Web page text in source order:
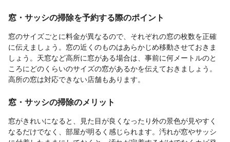
窓・サッシの掃除を予約する際のポイント
窓のサイズごとに料金が異なるので、それぞれの窓の枚数を正確
に伝えましょう。窓の近くのものはあらかじめ移動させておきま
しょう。天窓など高所に窓がある場合は、事前に何メートルのと
ころにどのくらいのサイズの窓があるかを伝えておきましょう。
高所の窓は対応できない店舗もあります。
窓・サッシの掃除のメリット
窓がきれいになると、見た目が良くなったり外の景色が見やすく
なるだけでなく、部屋が明るく感じられます。汚れが窓やサッシ